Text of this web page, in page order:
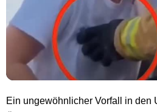
Ein ungewöhnlicher Vorfall in den